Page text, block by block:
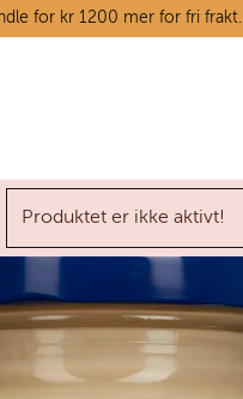
for kr 1200 mer for fri frakt.
Produktet er ikke aktivt!